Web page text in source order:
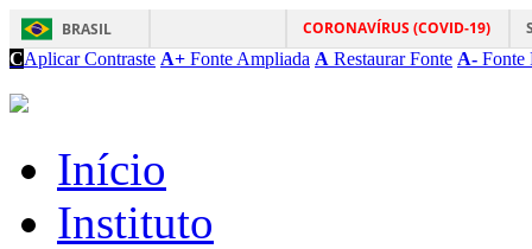
BRASIL CORONAVÍRUS (COVID-19)
CAplicar Contraste A+ Fonte Ampliada A Restaurar Fonte A- Fonte
Início
Instituto